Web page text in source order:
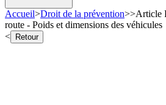
Accueil>Droit de la prévention>>Article
route - Poids et dimensions des véhicules
<
Retour